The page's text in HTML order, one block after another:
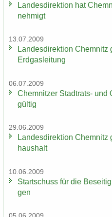
Lan­des­di­rek­ti­on hat
neh­migt
13.07.2009
Lan­des­di­rek­ti­on Chem­nitz
Erdgasleitung
06.07.2009
Chem­nit­zer Stadtrats-​ und
gül­tig
29.06.2009
Lan­des­di­rek­ti­on
haus­halt
10.06.2009
Start­schuss für die
gen